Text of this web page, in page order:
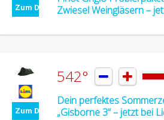
Zum Deal
Zwiesel Weingläsern –
Zum Deal
542°  
Dein perfektes
„Gisborne 3“ – jetzt bei